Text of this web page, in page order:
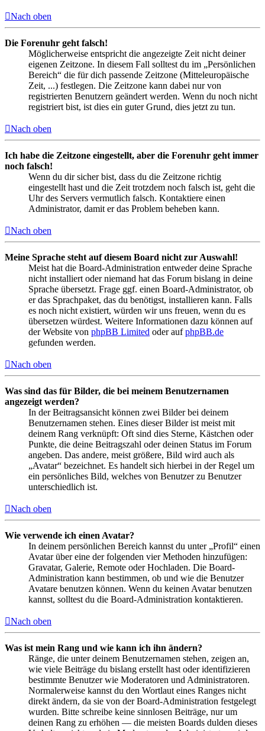
Nach oben
Die Forenuhr geht falsch!
Möglicherweise entspricht die angezeigte Zeit nicht deiner
eigenen Zeitzone. In diesem Fall solltest du im „Persönlichen
Bereich“ die für dich passende Zeitzone (Mitteleuropäische
Zeit, ...) festlegen. Die Zeitzone kann dabei nur von
registrierten Benutzern geändert werden. Wenn du noch nicht
registriert bist, ist dies ein guter Grund, dies jetzt zu tun.
Nach oben
Ich habe die Zeitzone eingestellt, aber die Forenuhr geht immer
noch falsch!
Wenn du dir sicher bist, dass du die Zeitzone richtig
eingestellt hast und die Zeit trotzdem noch falsch ist, geht die
Uhr des Servers vermutlich falsch. Kontaktiere einen
Administrator, damit er das Problem beheben kann.
Nach oben
Meine Sprache steht auf diesem Board nicht zur Auswahl!
Meist hat die Board-Administration entweder deine Sprache
nicht installiert oder niemand hat das Forum bislang in deine
Sprache übersetzt. Frage ggf. einen Board-Administrator, ob
er das Sprachpaket, das du benötigst, installieren kann. Falls
es noch nicht existiert, würden wir uns freuen, wenn du es
übersetzen würdest. Weitere Informationen dazu können auf
der Website von phpBB Limited oder aufphpBB.de
gefunden werden.
Nach oben
Was sind das für Bilder, die bei meinem Benutzernamen
angezeigt werden?
In der Beitragsansicht können zwei Bilder bei deinem
Benutzernamen stehen. Eines dieser Bilder ist meist mit
deinem Rang verknüpft: Oft sind dies Sterne, Kästchen oder
Punkte, die deine Beitragszahl oder deinen Status im Forum
angeben. Das andere, meist größere, Bild wird auch als
„Avatar“ bezeichnet. Es handelt sich hierbei in der Regel um
ein persönliches Bild, welches von Benutzer zu Benutzer
unterschiedlich ist.
Nach oben
Wie verwende ich einen Avatar?
In deinem persönlichen Bereich kannst du unter „Profil“ einen
Avatar über eine der folgenden vier Methoden hinzufügen:
Gravatar, Galerie, Remote oder Hochladen. Die Board-
Administration kann bestimmen, ob und wie die Benutzer
Avatare benutzen können. Wenn du keinen Avatar benutzen
kannst, solltest du die Board-Administration kontaktieren.
Nach oben
Was ist mein Rang und wie kann ich ihn ändern?
Ränge, die unter deinem Benutzernamen stehen, zeigen an,
wie viele Beiträge du bislang erstellt hast oder identifizieren
bestimmte Benutzer wie Moderatoren und Administratoren.
Normalerweise kannst du den Wortlaut eines Ranges nicht
direkt ändern, da sie von der Board-Administration festgelegt
wurden. Bitte schreibe keine sinnlosen Beiträge, nur um
deinen Rang zu erhöhen — die meisten Boards dulden dieses